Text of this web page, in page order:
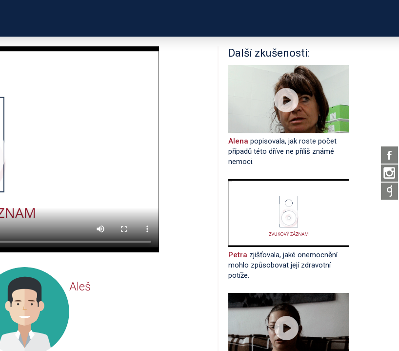
Aleš
Další zkušenosti:
Alena popisovala, jak roste počet
případů této dříve ne příliš známé
nemoci.
Petra zjišťovala, jaké onemocnění
mohlo způsobovat její zdravotní
potíže.